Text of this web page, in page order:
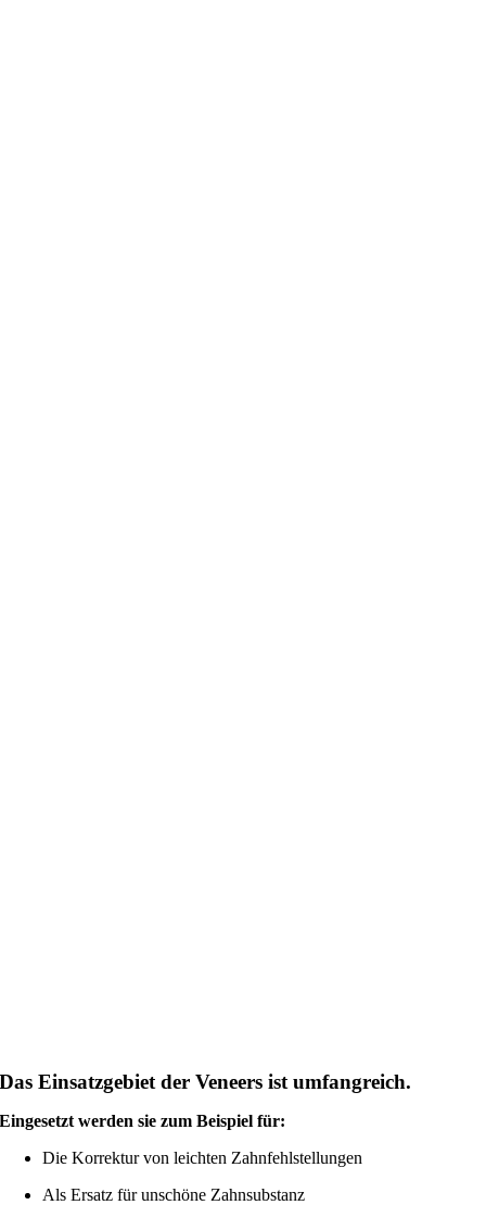
Das Einsatzgebiet der Veneers ist umfangreich.
Eingesetzt werden sie zum Beispiel für:
Die Korrektur von leichten Zahnfehlstellungen
Als Ersatz für unschöne Zahnsubstanz